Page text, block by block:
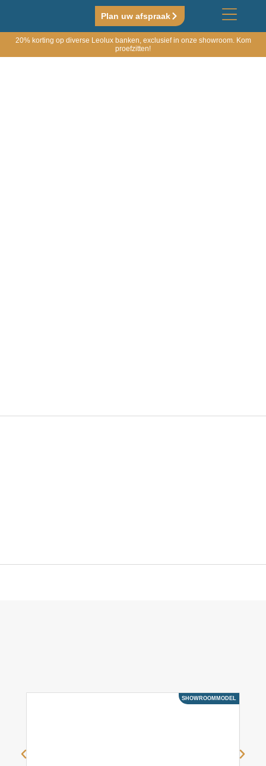
Plan uw afspraak
20% korting op diverse Leolux banken, exclusief in onze showroom. Kom
proefzitten!
ACTIE
SHOWROOMMODEL